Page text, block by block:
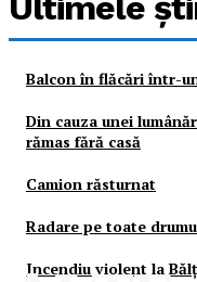
Balcon în flăcări într-
Din cauza unei
rămas fără casă
Camion răsturnat
Radare pe toate
Incendiu violent la